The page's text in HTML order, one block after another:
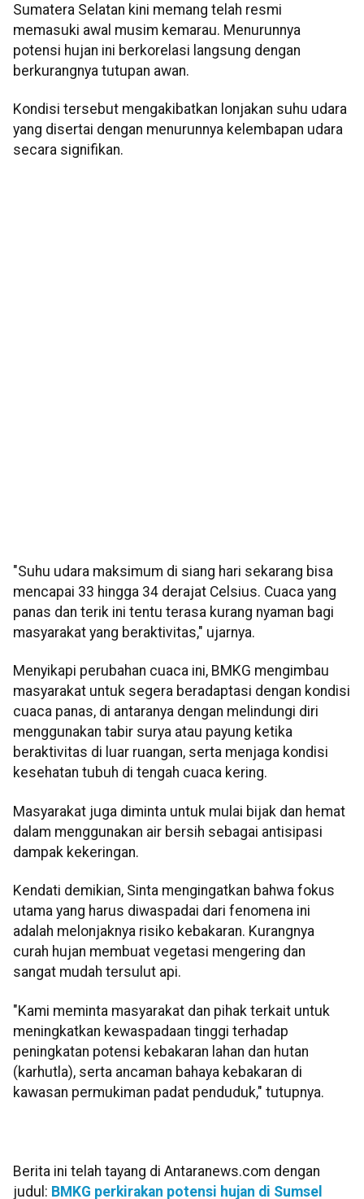
Sumatera Selatan kini memang telah resmi
memasuki awal musim kemarau. Menurunnya
potensi hujan ini berkorelasi langsung dengan
berkurangnya tutupan awan.
Kondisi tersebut mengakibatkan lonjakan suhu udara
yang disertai dengan menurunnya kelembapan udara
secara signifikan.
"Suhu udara maksimum di siang hari sekarang bisa
mencapai 33 hingga 34 derajat Celsius. Cuaca yang
panas dan terik ini tentu terasa kurang nyaman bagi
masyarakat yang beraktivitas," ujarnya.
Menyikapi perubahan cuaca ini, BMKG mengimbau
masyarakat untuk segera beradaptasi dengan kondisi
cuaca panas, di antaranya dengan melindungi diri
menggunakan tabir surya atau payung ketika
beraktivitas di luar ruangan, serta menjaga kondisi
kesehatan tubuh di tengah cuaca kering.
Masyarakat juga diminta untuk mulai bijak dan hemat
dalam menggunakan air bersih sebagai antisipasi
dampak kekeringan.
Kendati demikian, Sinta mengingatkan bahwa fokus
utama yang harus diwaspadai dari fenomena ini
adalah melonjaknya risiko kebakaran. Kurangnya
curah hujan membuat vegetasi mengering dan
sangat mudah tersulut api.
"Kami meminta masyarakat dan pihak terkait untuk
meningkatkan kewaspadaan tinggi terhadap
peningkatan potensi kebakaran lahan dan hutan
(karhutla), serta ancaman bahaya kebakaran di
kawasan permukiman padat penduduk," tutupnya.
Berita ini telah tayang di Antaranews.com dengan
judul: BMKG perkirakan potensi hujan di Sumsel